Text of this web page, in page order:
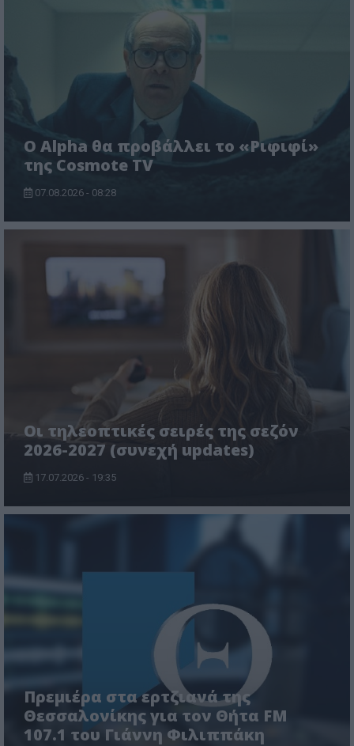
Ο Alpha θα προβάλλει το «Ριφιφί»
της Cosmote TV
07.08.2026 - 08:28
Οι τηλεοπτικές σειρές της σεζόν
2026-2027 (συνεχή updates)
17.07.2026 - 19:35
Πρεμιέρα στα ερτζιανά της
Θεσσαλονίκης για τον Θήτα FM
107.1 του Γιάννη Φιλιππάκη